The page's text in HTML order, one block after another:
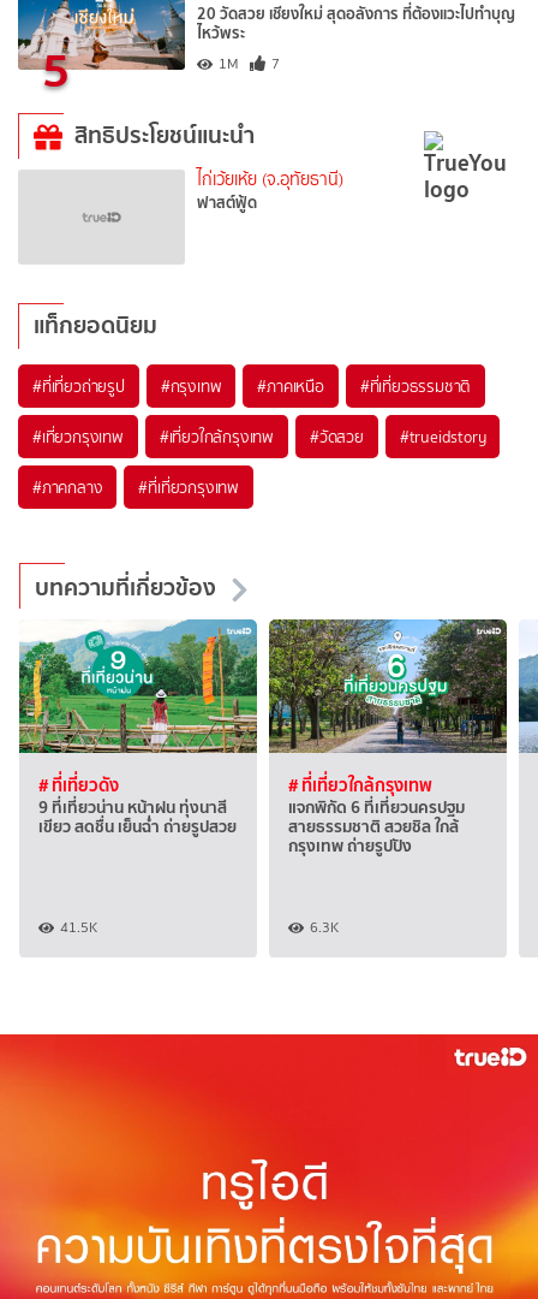
5
20 วัดสวย เชียงใหม่ สุดอลังการ ที่ต้องแวะไปทำบุญ
ไหว้พระ
1M 7
สิทธิประโยชน์แนะนำ
ไก่เว้ยเห้ย (จ.อุทัยธานี)
ฟาสต์ฟู้ด
แท็กยอดนิยม
#ที่เที่ยวถ่ายรูป #กรุงเทพ #ภาคเหนือ #ที่เที่ยวธรรมชาติ
#เที่ยวกรุงเทพ #เที่ยวใกล้กรุงเทพ #วัดสวย #trueidstory
#ภาคกลาง #ที่เที่ยวกรุงเทพ
บทความที่เกี่ยวข้อง
# ที่เที่ยวดัง
9 ที่เที่ยวน่าน หน้าฝน ทุ่งนาสี
เขียว สดชื่น เย็นฉ่ำ ถ่ายรูปสวย
41.5K
# ที่เที่ยวใกล้กรุงเทพ
แจกพิกัด 6 ที่เที่ยวนครปฐม
สายธรรมชาติ สวยชิล ใกล้
กรุงเทพ ถ่ายรูปปัง
6.3K